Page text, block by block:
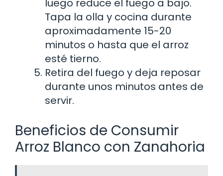
luego reduce el fuego a bajo.
Tapa la olla y cocina durante
aproximadamente 15-20
minutos o hasta que el arroz
esté tierno.
Retira del fuego y deja reposar
durante unos minutos antes de
servir.
Beneficios de Consumir
Arroz Blanco con Zanahoria